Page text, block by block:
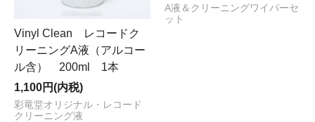
Vinyl Clean レコードク
リーニングA液（アルコー
ル含） 200ml 1本
1,100円(内税)
彩竜堂オリジナル・レコード
クリーニング液
A液＆クリーニングワイパーセ
ット